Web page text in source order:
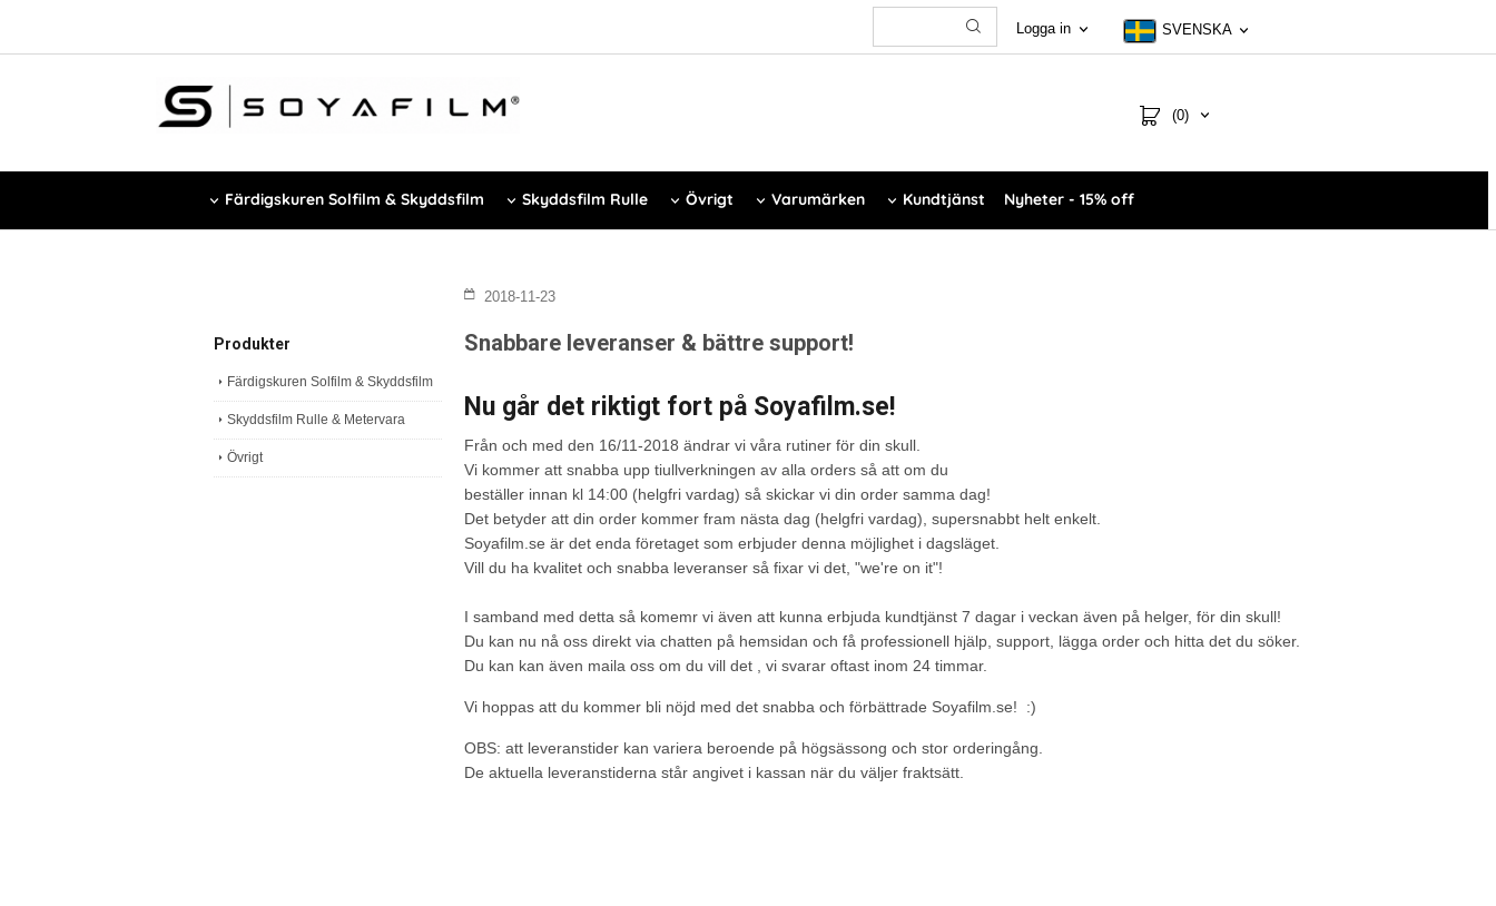
Logga in SVENSKA
(0)
Färdigskuren Solfilm & Skyddsfilm Skyddsfilm Rulle Övrigt Varumärken Kundtjänst Nyheter - 15% off
Produkter
Färdigskuren Solfilm & Skyddsfilm
Skyddsfilm Rulle & Metervara
Övrigt
2018-11-23
Snabbare leveranser & bättre support!
Nu går det riktigt fort på Soyafilm.se!
Från och med den 16/11-2018 ändrar vi våra rutiner för din skull.
Vi kommer att snabba upp tiullverkningen av alla orders så att om du
beställer innan kl 14:00 (helgfri vardag) så skickar vi din order samma dag!
Det betyder att din order kommer fram nästa dag (helgfri vardag), supersnabbt helt enkelt.
Soyafilm.se är det enda företaget som erbjuder denna möjlighet i dagsläget.
Vill du ha kvalitet och snabba leveranser så fixar vi det, "we're on it"!
I samband med detta så komemr vi även att kunna erbjuda kundtjänst 7 dagar i veckan även på helger, för din skull!
Du kan nu nå oss direkt via chatten på hemsidan och få professionell hjälp, support, lägga order och hitta det du söker.
Du kan kan även maila oss om du vill det , vi svarar oftast inom 24 timmar.
Vi hoppas att du kommer bli nöjd med det snabba och förbättrade Soyafilm.se! :)
OBS: att leveranstider kan variera beroende på högsässong och stor orderingång.
De aktuella leveranstiderna står angivet i kassan när du väljer fraktsätt.